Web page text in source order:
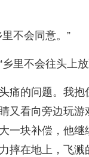
不会同意。”
里不会往头上
痛的问题。我抱
又看向旁边玩游
一块补偿，他继
摔在地上，飞溅